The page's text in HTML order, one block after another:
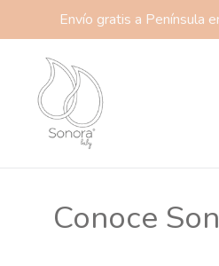
zum
Envío gratis a Península
Conoce